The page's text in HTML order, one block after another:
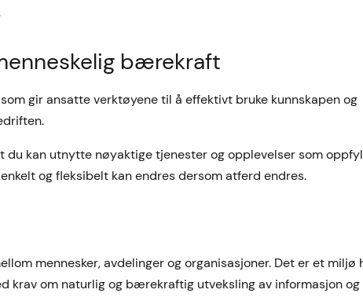
bærekraft
gir ansatte verktøyene til å effektivt bruke kunnskapen og
kan utnytte nøyaktige tjenester og opplevelser som
og fleksibelt kan endres dersom atferd endres.
mennesker, avdelinger og organisasjoner. Det er et miljø
krav om naturlig og bærekraftig utveksling av informasjon og